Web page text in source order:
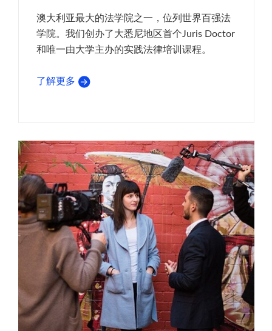
澳大利亚最大的法学院之一，位列世界百强法
学院。我们创办了大悉尼地区首个Juris Doctor
和唯一由大学主办的实践法律培训课程。
了解更多